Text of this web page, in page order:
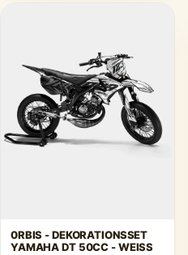
0RBIS - DEKORATIONSSET
YAMAHA DT 50CC - WEISS